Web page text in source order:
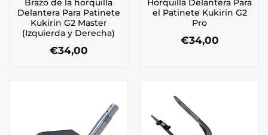
Brazo de la horquilla
Delantera Para Patinete
Kukirin G2 Master
(Izquierda y Derecha)
€34,00
Horquilla Delantera Para
el Patinete Kukirin G2
Pro
€34,00